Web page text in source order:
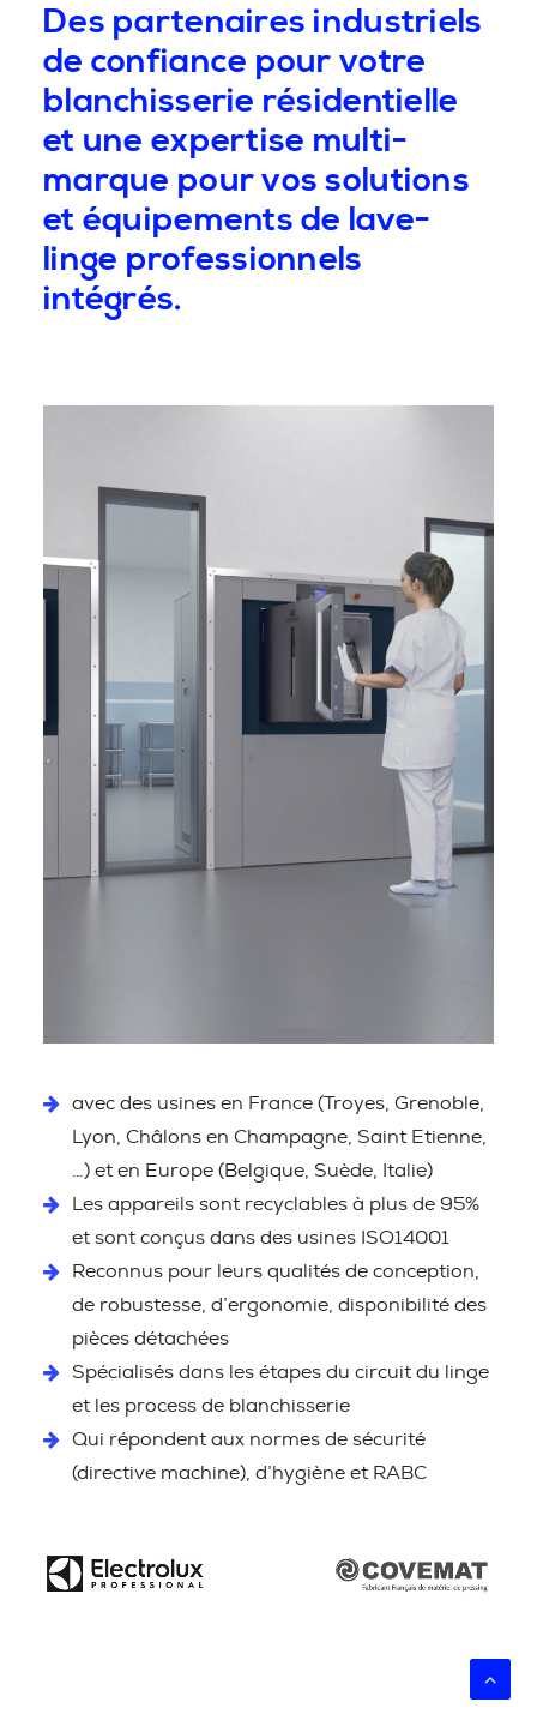
Des partenaires industriels
de confiance pour votre
blanchisserie résidentielle
et une expertise multi-
marque pour vos solutions
et équipements de lave-
linge professionnels
intégrés.
avec des usines en France (Troyes, Grenoble,
Lyon, Châlons en Champagne, Saint Etienne,
…) et en Europe (Belgique, Suède, Italie)
Les appareils sont recyclables à plus de 95%
et sont conçus dans des usines ISO14001
Reconnus pour leurs qualités de conception,
de robustesse, d’ergonomie, disponibilité des
pièces détachées
Spécialisés dans les étapes du circuit du linge
et les process de blanchisserie
Qui répondent aux normes de sécurité
(directive machine), d’hygiène et RABC